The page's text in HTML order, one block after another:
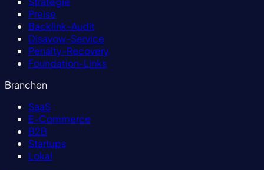
Preise
Backlink-Audit
Disavow-Service
Penalty-Recovery
Foundation-Links
Branchen
SaaS
E-Commerce
B2B
Startups
Lokal